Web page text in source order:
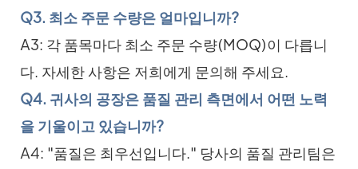
Q3. 최소 주문 수량은 얼마입니까?
A3: 각 품목마다 최소 주문 수량(MOQ)이 다릅니
다. 자세한 사항은 저희에게 문의해 주세요.
Q4. 귀사의 공장은 품질 관리 측면에서 어떤 노력
을 기울이고 있습니까?
A4: "품질은 최우선입니다." 당사의 품질 관리팀은